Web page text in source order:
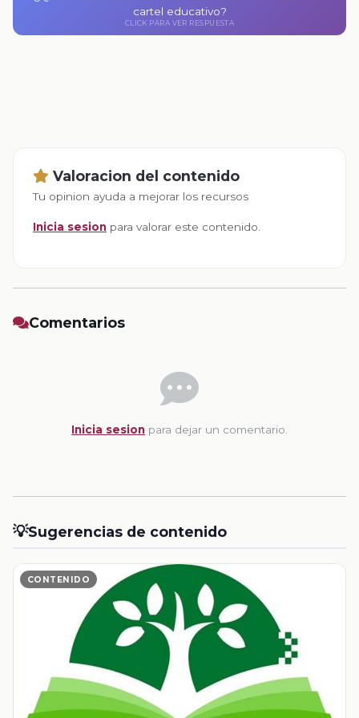
cartel educativo?
CLICK PARA VER RESPUESTA
Pública y Aprende.mx.
CLICK PARA VOLVER
Valoracion del contenido
Tu opinion ayuda a mejorar los recursos
Inicia sesion para valorar este contenido.
Comentarios
Inicia sesion para dejar un comentario.
💡Sugerencias de contenido
CONTENIDO